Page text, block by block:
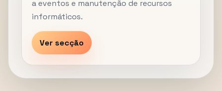
a eventos e manutenção de recursos
informáticos.
Ver secção